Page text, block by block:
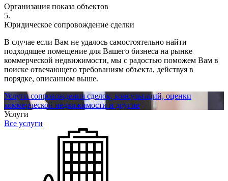
Организация показа объектов
5.
Юридическое сопровождение сделки
В случае если Вам не удалось самостоятельно найти
подходящее помещение для Вашего бизнеса на рынке
коммерческой недвижимости, мы с радостью поможем Вам в
поиске отвечающего требованиям объекта, действуя в
порядке, описанном выше.
Услуги сопровождения сделок, консультаций, оценки
коммерческой недвижимости и другие
Услуги
Все услуги